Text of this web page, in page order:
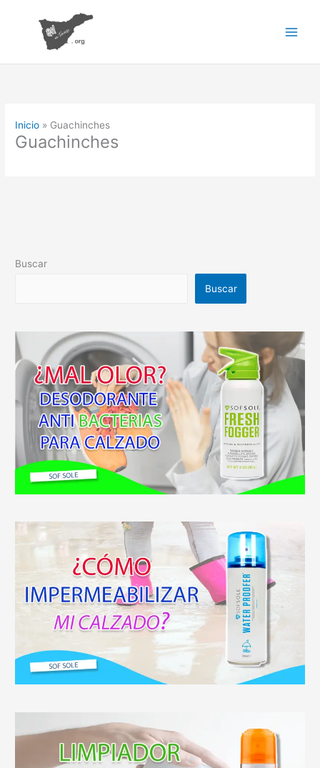
contenido
Inicio Guachinches
Guachinches
Buscar
Buscar